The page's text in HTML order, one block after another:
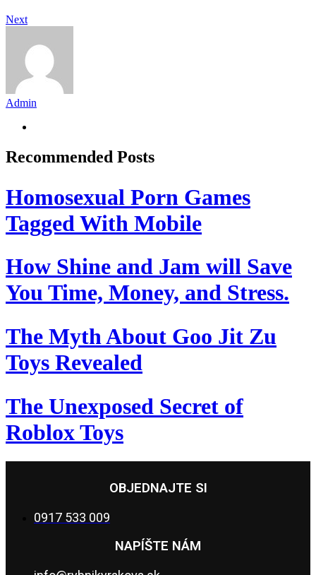
Next
Admin
Recommended Posts
Homosexual Porn Games
Tagged With Mobile
How Shine and Jam will Save
You Time, Money, and Stress.
The Myth About Goo Jit Zu
Toys Revealed
The Unexposed Secret of
Roblox Toys
OBJEDNAJTE SI
0917 533 009
NAPÍŠTE NÁM